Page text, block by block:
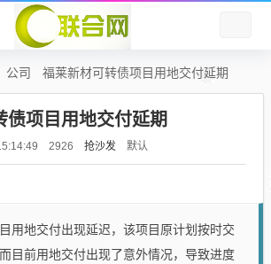
公司 福莱新材可转债项目用地交付延期
债项目用地交付延期
2926 抢沙发 默认
用地交付出现延迟，该项目原计划按时交
目前用地交付出现了意外情况，导致进度